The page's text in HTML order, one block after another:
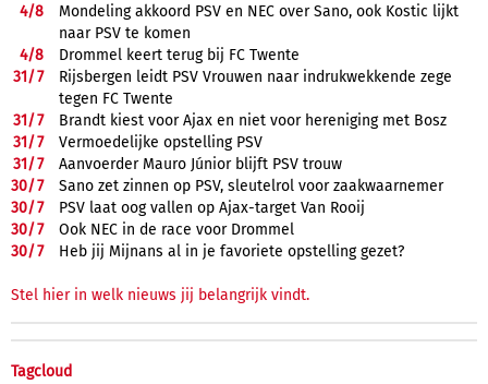
4/8
Mondeling akkoord PSV en NEC over Sano, ook Kostic lijkt
naar PSV te komen
4/8
Drommel keert terug bij FC Twente
31/7
Rijsbergen leidt PSV Vrouwen naar indrukwekkende zege
tegen FC Twente
31/7
Brandt kiest voor Ajax en niet voor hereniging met Bosz
31/7
Vermoedelijke opstelling PSV
31/7
Aanvoerder Mauro Júnior blijft PSV trouw
30/7
Sano zet zinnen op PSV, sleutelrol voor zaakwaarnemer
30/7
PSV laat oog vallen op Ajax-target Van Rooij
30/7
Ook NEC in de race voor Drommel
30/7 Heb jij Mijnans al in je favoriete opstelling gezet?
Stel hier in welk nieuws jij belangrijk vindt.
Tagcloud